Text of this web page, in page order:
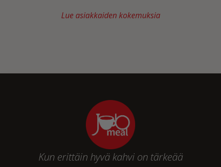
Lue asiakkaiden kokemuksia
Kun erittäin hyvä kahvi on tärkeää